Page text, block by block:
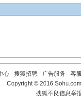
心 - 搜狐招聘 - 广告服务 - 客
Copyright©2016
搜狐不良信息举